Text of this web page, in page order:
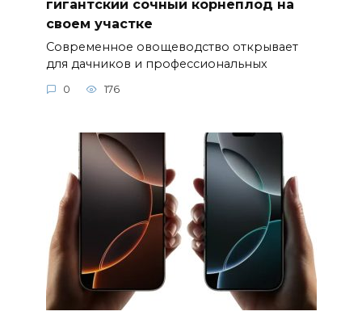
гигантский сочный корнеплод на
своем участке
Современное овощеводство открывает
для дачников и профессиональных
0 176